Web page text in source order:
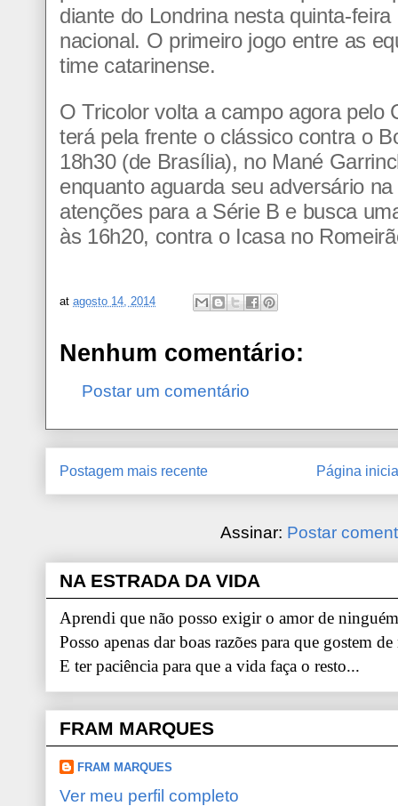
diante do Londrina nesta quinta-
nacional. O primeiro jogo entre as
time catarinense.
O Tricolor volta a campo agora pelo
terá pela frente o clássico contra o
18h30 (de Brasília), no Mané
enquanto aguarda seu adversário
atenções para a Série B e busca
às 16h20, contra o Icasa no
at agosto 14, 2014
Nenhum comentário:
Postar um comentário
Postagem mais recente Página
Assinar: Postar
NA ESTRADA DA VIDA
Aprendi que não posso exigir o amor de
Posso apenas dar boas razões para que gostem
E ter paciência para que a vida faça o resto...
FRAM MARQUES
FRAM MARQUES
Ver meu perfil completo